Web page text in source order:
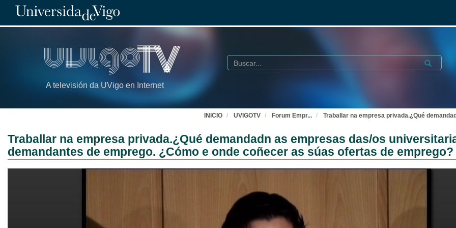
A televisión da UVigo en Internet
Buscar Submit
INICIO UVIGOTV Forum Empr... Traballar na empresa privada.¿Qué
Traballar na empresa privada.¿Qué demandadn as empresas das/os
demandantes de emprego. ¿Cómo e onde coñecer as súas ofertas de emprego?